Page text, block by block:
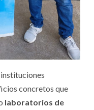
concretos que
laboratorios de